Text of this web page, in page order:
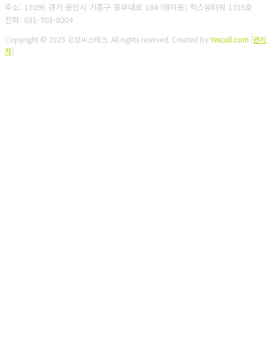
주소: 17095 경기 용인시 기흥구 중부대로 184 (영덕동) 힉스유터워 1715호
전화: 031-703-8204
Copyright © 2025 은성씨스테크. All rights reserved. Created byYescall.com [관리
자]